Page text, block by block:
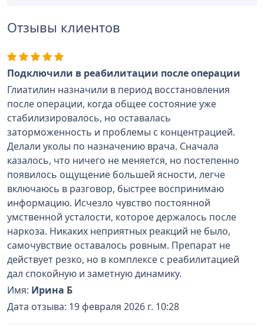
Отзывы клиентов
Подключили в реабилитации после операции
Глиатилин назначили в период восстановления
после операции, когда общее состояние уже
стабилизировалось, но оставалась
заторможенность и проблемы с концентрацией.
Делали уколы по назначению врача. Сначала
казалось, что ничего не меняется, но постепенно
появилось ощущение большей ясности, легче
включаюсь в разговор, быстрее воспринимаю
информацию. Исчезло чувство постоянной
умственной усталости, которое держалось после
наркоза. Никаких неприятных реакций не было,
самочувствие оставалось ровным. Препарат не
действует резко, но в комплексе с реабилитацией
дал спокойную и заметную динамику.
Имя: Ирина Б
Дата отзыва: 19 февраля 2026 г. 10:28